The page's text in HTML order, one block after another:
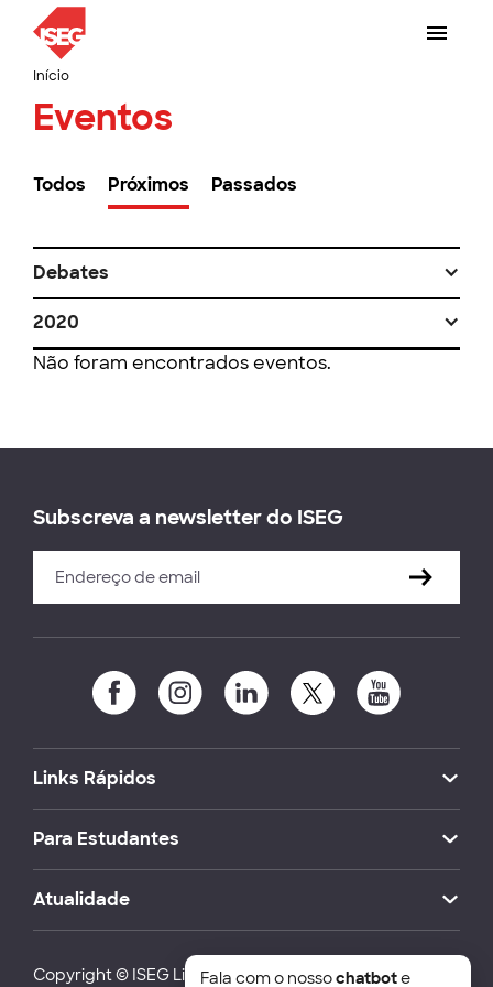
Início
Eventos
Todos Próximos Passados
Debates
2020
Não foram encontrados eventos.
Subscreva a newsletter do ISEG
Links Rápidos
Para Estudantes
Atualidade
Copyright © ISEG Lisbon School of Economics and
Fala com o nossochatbote